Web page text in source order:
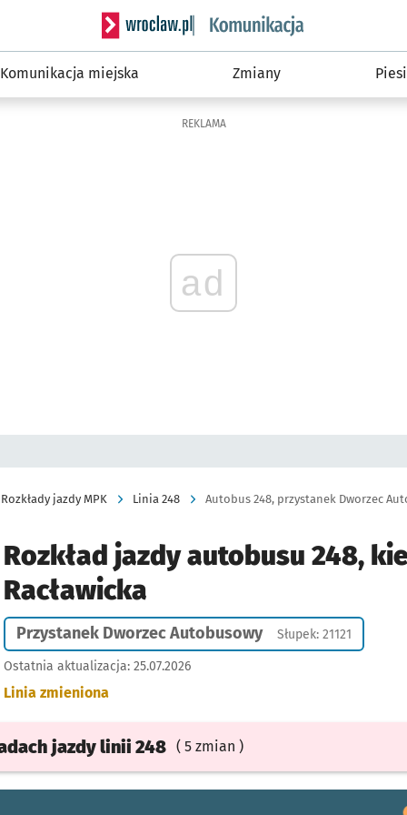
Serwis informacyjny wroclaw.pl podserwis:
Komunikacja miejska Zmiany Piesi
REKLAMA
ad
Rozkłady jazdy MPK Linia 248 Autobus 248, przystanek Dworzec
Rozkład jazdy autobusu 248,
Racławicka
Przystanek Dworzec Autobusowy Słupek: 21121
Ostatnia aktualizacja: 25.07.2026
Linia zmieniona
jazdylinii 248 ( 5 zmian )